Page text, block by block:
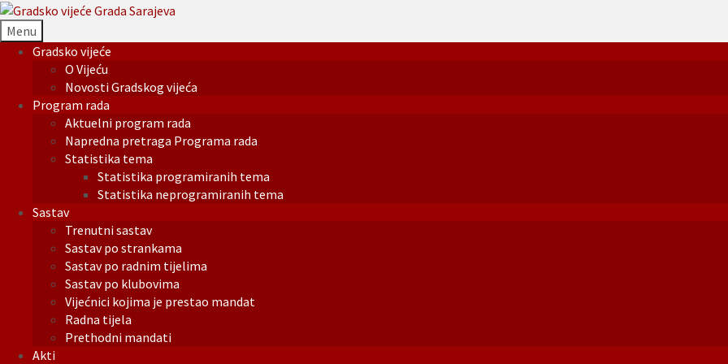
Menu
Gradsko vijeće
O Vijeću
Novosti Gradskog vijeća
Program rada
Aktuelni program rada
Napredna pretraga Programa rada
Statistika tema
Statistika programiranih tema
Statistika neprogramiranih tema
Sastav
Trenutni sastav
Sastav po strankama
Sastav po radnim tijelima
Sastav po klubovima
Vijećnici kojima je prestao mandat
Radna tijela
Prethodni mandati
Akti